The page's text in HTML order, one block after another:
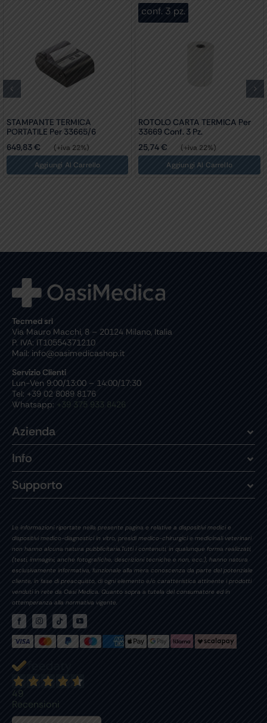
STAMPANTE TERMICA
PORTATILE Per 33665/6
649,83€
(+iva 22%)
Aggiungi Al Carrello
conf. 3 pz.
ROTOLO CARTA TERMICA Per
33669 Conf. 3 Pz.
25,74€
(+iva 22%)
Aggiungi Al Carrello
Tecmed srl
Via Mauro Macchi, 8 – 20124 Milano, Italia
P. IVA: IT10554371210
Mail: info@oasimedicashop.it
Servizio Clienti
Lun-Ven 9:00/13:00 – 14:00/17:30
Tel: +39 02 8089 8176
Whatsapp: +39 375 933 8426
Azienda
Info
Supporto
Le informazioni riportate nella presente pagina e relative a dispositivi medici e
dispositivi medico-diagnostici in vitro, presidi medico-chirurgici e medicinali veterinari
non hanno alcuna natura pubblicitaria.Tutti i contenuti, in qualunque forma realizzati,
(testi, immagini, anche fotografiche, descrizioni tecniche e non, ecc.), hanno natura
esclusivamente informativa, funzionale alla mera conoscenza da parte del potenziale
cliente, in fase di preacquisto, di ogni elemento e/o caratteristica attinente i prodotti
venduti in rete da Oasi Medica. Quanto sopra a tutela del consumatore ed in
ottemperanza alla normativa vigente.
49
Recensioni